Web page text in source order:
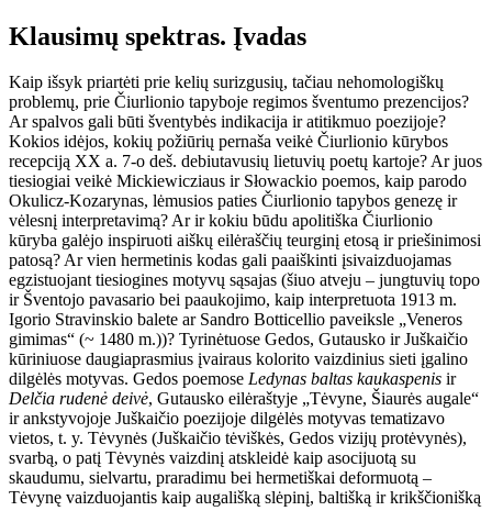
Klausimų spektras. Įvadas
Kaip išsyk priartėti prie kelių surizgusių, tačiau nehomologiškų
problemų, prie Čiurlionio tapyboje regimos šventumo prezencijos?
Ar spalvos gali būti šventybės indikacija ir atitikmuo poezijoje?
Kokios idėjos, kokių požiūrių pernaša veikė Čiurlionio kūrybos
recepciją XX a. 7-o deš. debiutavusių lietuvių poetų kartoje? Ar juos
tiesiogiai veikė Mickiewicziaus ir Słowackio poemos, kaip parodo
Okulicz-Kozarynas, lėmusios paties Čiurlionio tapybos genezę ir
vėlesnį interpretavimą? Ar ir kokiu būdu apolitiška Čiurlionio
kūryba galėjo inspiruoti aiškų eilėraščių teurginį etosą ir priešinimosi
patosą? Ar vien hermetinis kodas gali paaiškinti įsivaizduojamas
egzistuojant tiesiogines motyvų sąsajas (šiuo atveju – jungtuvių topo
ir Šventojo pavasario bei paaukojimo, kaip interpretuota 1913 m.
Igorio Stravinskio balete ar Sandro Botticellio paveiksle „Veneros
gimimas“ (~ 1480 m.))? Tyrinėtuose Gedos, Gutausko ir Juškaičio
kūriniuose daugiaprasmius įvairaus kolorito vaizdinius sieti įgalino
dilgėlės motyvas. Gedos poemose Ledynas baltas kaukaspenis ir
Delčia rudenė deivė, Gutausko eilėraštyje „Tėvyne, Šiaurės augale“
ir ankstyvojoje Juškaičio poezijoje dilgėlės motyvas tematizavo
vietos, t. y. Tėvynės (Juškaičio tėviškės, Gedos vizijų protėvynės),
svarbą, o patį Tėvynės vaizdinį atskleidė kaip asocijuotą su
skaudumu, sielvartu, praradimu bei hermetiškai deformuotą –
Tėvynę vaizduojantis kaip augališką slėpinį, baltišką ir krikščionišką